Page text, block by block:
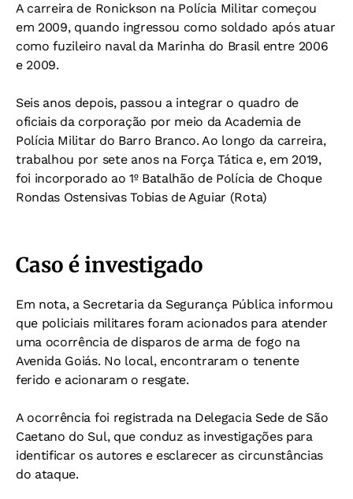
A carreira de Ronickson na Polícia Militar começou
em 2009, quando ingressou como soldado após atuar
como fuzileiro naval da Marinha do Brasil entre 2006
e 2009.
Seis anos depois, passou a integrar o quadro de
oficiais da corporação por meio da Academia de
Polícia Militar do Barro Branco. Ao longo da carreira,
trabalhou por sete anos na Força Tática e, em 2019,
foi incorporado ao 1º Batalhão de Polícia de Choque
Rondas Ostensivas Tobias de Aguiar (Rota)
Caso é investigado
Em nota, a Secretaria da Segurança Pública informou
que policiais militares foram acionados para atender
uma ocorrência de disparos de arma de fogo na
Avenida Goiás. No local, encontraram o tenente
ferido e acionaram o resgate.
A ocorrência foi registrada na Delegacia Sede de São
Caetano do Sul, que conduz as investigações para
identificar os autores e esclarecer as circunstâncias
do ataque.